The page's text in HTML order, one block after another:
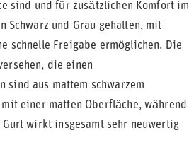
sind und für zusätzlichen Komfort im
Schwarz und Grau gehalten, mit
schnelle Freigabe ermöglichen. Die
die einen
sind aus mattem schwarzem
einer matten Oberfläche, während
wirkt insgesamt sehr neuwertig